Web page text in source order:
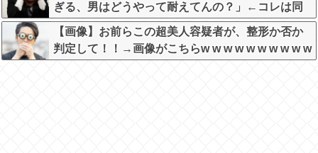
ぎる、男はどうやって耐えてんの？」←コレは同
意せざるおえないと話題に
【画像】お前らこの超美人容疑者が、整形か否か
判定して！！→画像がこちらw w w w w w w w w w